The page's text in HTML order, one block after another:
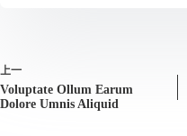
上一
Voluptate Ollum Earum
Dolore Umnis Aliquid